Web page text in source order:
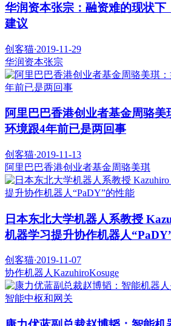
华润资本张宗：融资难的现状下
建议
创客猫·2019-11-29
华润资本张宗
阿里巴巴香港创业者基金周骆
环境跟4年前已是两回事
创客猫·2019-11-13
阿里巴巴香港创业者基金周骆美琪
日本东北大学机器人系教授
机器学习提升协作机器人
创客猫·2019-11-07
协作机器人 KazuhiroKosuge